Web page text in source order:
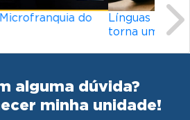
do mundo: o que
desafiador?
alguma dúvida?
minha unidade!